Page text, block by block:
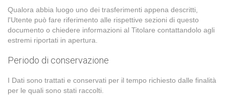
Qualora abbia luogo uno dei trasferimenti appena descritti,
l'Utente può fare riferimento alle rispettive sezioni di questo
documento o chiedere informazioni al Titolare contattandolo agli
estremi riportati in apertura.
Periodo di conservazione
I Dati sono trattati e conservati per il tempo richiesto dalle finalità
per le quali sono stati raccolti.